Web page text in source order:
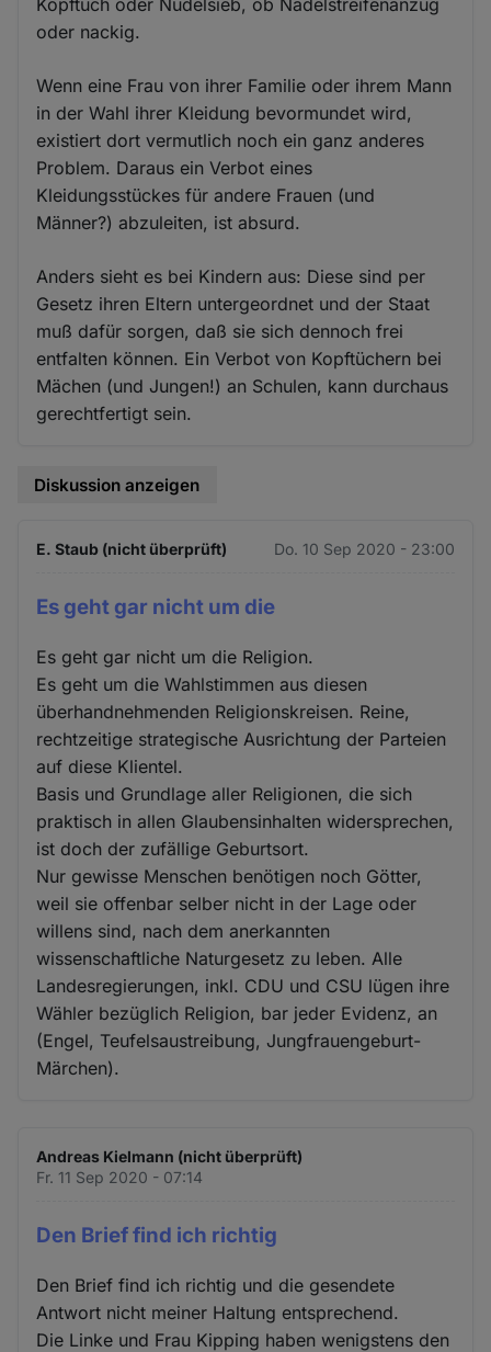
oder nackig.
Wenn eine Frau von ihrer Familie oder ihrem Mann
in der Wahl ihrer Kleidung bevormundet wird,
existiert dort vermutlich noch ein ganz anderes
Problem. Daraus ein Verbot eines
Kleidungsstückes für andere Frauen (und
Männer?) abzuleiten, ist absurd.
Anders sieht es bei Kindern aus: Diese sind per
Gesetz ihren Eltern untergeordnet und der Staat
muß dafür sorgen, daß sie sich dennoch frei
entfalten können. Ein Verbot von Kopftüchern bei
Mächen (und Jungen!) an Schulen, kann durchaus
gerechtfertigt sein.
Diskussion anzeigen
E. Staub (nicht überprüft) Do. 10 Sep 2020 - 23:00
Es geht gar nicht um die
Es geht gar nicht um die Religion.
Es geht um die Wahlstimmen aus diesen
überhandnehmenden Religionskreisen. Reine,
rechtzeitige strategische Ausrichtung der Parteien
auf diese Klientel.
Basis und Grundlage aller Religionen, die sich
praktisch in allen Glaubensinhalten widersprechen,
ist doch der zufällige Geburtsort.
Nur gewisse Menschen benötigen noch Götter,
weil sie offenbar selber nicht in der Lage oder
willens sind, nach dem anerkannten
wissenschaftliche Naturgesetz zu leben. Alle
Landesregierungen, inkl. CDU und CSU lügen ihre
Wähler bezüglich Religion, bar jeder Evidenz, an
(Engel, Teufelsaustreibung, Jungfrauengeburt-
Märchen).
Andreas Kielmann (nicht überprüft)
Fr. 11 Sep 2020 - 07:14
Den Brief find ich richtig
Den Brief find ich richtig und die gesendete
Antwort nicht meiner Haltung entsprechend.
Die Linke und Frau Kipping haben wenigstens den